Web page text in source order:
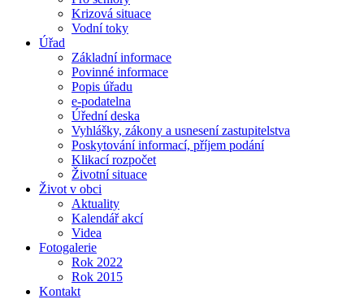
Krizová situace
Vodní toky
Úřad
Základní informace
Povinné informace
Popis úřadu
e-podatelna
Úřední deska
Vyhlášky, zákony a usnesení zastupitelstva
Poskytování informací, příjem podání
Klikací rozpočet
Životní situace
Život v obci
Aktuality
Kalendář akcí
Videa
Fotogalerie
Rok 2022
Rok 2015
Kontakt